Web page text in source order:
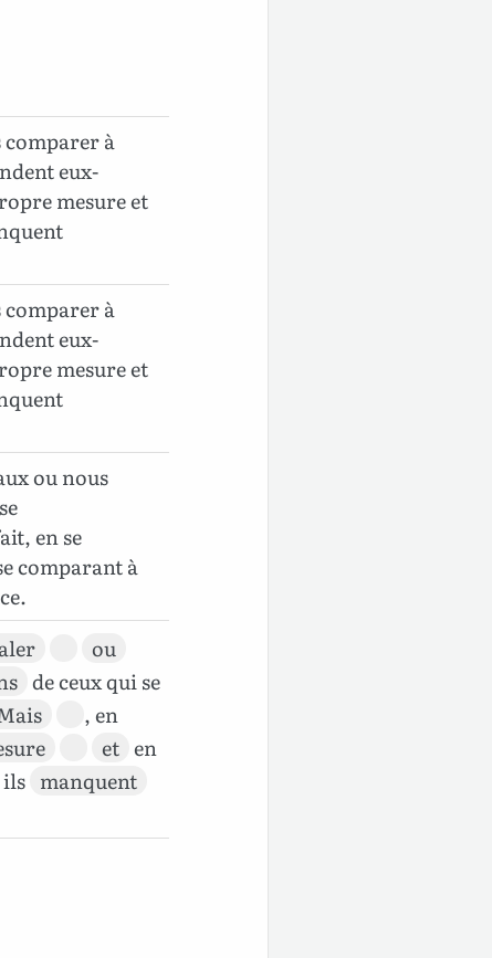
comparer à
eux-
mesure et
comparer à
eux-
mesure et
ou nous
en se
comparant à
ou
de ceux qui se
, en
et en
ils manquent